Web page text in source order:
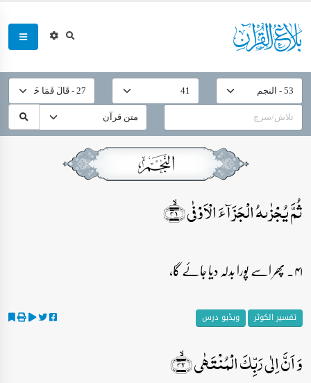
ثُمَّ یُجۡزٰىہُ الۡجَزَآءَ الۡاَوۡفٰی ﴿ۙ۴۱﴾
۴۱۔ پھر اسے پورا بدلہ دیا جائے گا،
تفسیر الکوثر ویڈیو درس
وَ اَنَّ اِلٰی رَبِّکَ الۡمُنۡتَہٰی ﴿ۙ۴۲﴾